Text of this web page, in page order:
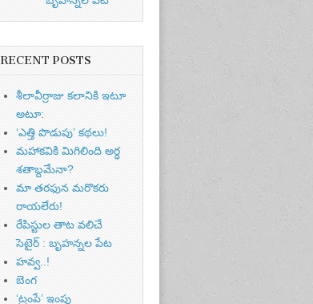
RECENT POSTS
శీలావీర్రాజు కలానికి ఇటూ
అటూ:
‘ఎత్తి పొడుపు’ కథలు!
మహాకవికి మిగిలింది అర్ధ
శతాబ్దమేనా?
మా తరఫున మరొకరు
రాయలేరు!
రేపిస్టుల తాట వలిచే
సెటైర్ : బృహన్నల పేట
హవ్వ..!
బెంగ
‘ట్రంపే’ ఇంపు